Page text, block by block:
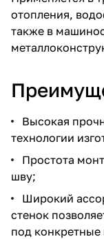
отопления,
также в
Высокая
технологии
Простота
шву;
Широкий
стенок
под